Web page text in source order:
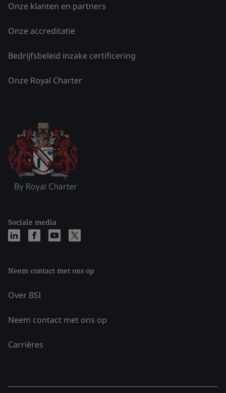
Onze klanten en partners
Onze accreditatie
Bedrijfsbeleid inzake certificering
Onze Royal Charter
Sociale media
Neem contact met ons op
Over BSI
Neem contact met ons op
Carrières